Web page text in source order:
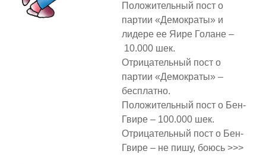
Положительный пост о
партии «Демократы» и
лидере ее Яире Голане –
10.000 шек.
Отрицательный пост о
партии «Демократы» –
бесплатно.
Положительный пост о Бен-
Гвире – 100.000 шек.
Отрицательный пост о Бен-
Гвире – не пишу, боюсь >>>